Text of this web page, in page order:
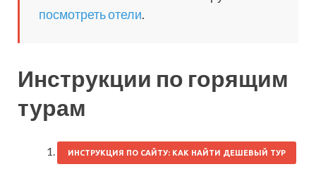
посмотреть отели.
Инструкции по горящим
турам
ИНСТРУКЦИЯ ПО САЙТУ: КАК НАЙТИ ДЕШЕВЫЙ ТУР